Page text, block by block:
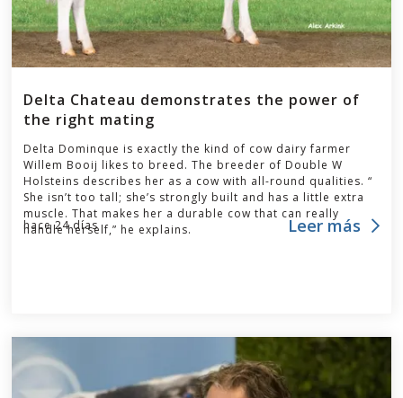
Delta Chateau demonstrates the power of
the right mating
Delta Dominque is exactly the kind of cow dairy farmer
Willem Booij likes to breed. The breeder of Double W
Holsteins describes her as a cow with all-round qualities. “
She isn’t too tall; she’s strongly built and has a little extra
muscle. That makes her a durable cow that can really
handle herself,” he explains.
hace 24 días Leer más